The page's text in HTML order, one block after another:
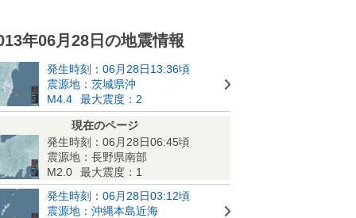
年06月28日の地震情報
発生時刻：06月28日13:36頃
震源地：茨城県沖
M4.4
最大震度：2
現在のページ
発生時刻：06月28日06:45頃
震源地：長野県南部
M2.0
最大震度：1
発生時刻：06月28日03:12頃
震源地：沖縄本島近海